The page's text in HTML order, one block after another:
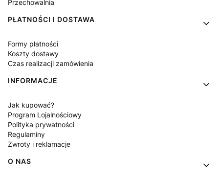
Przechowalnia
PŁATNOŚCI I DOSTAWA
Formy płatności
Koszty dostawy
Czas realizacji zamówienia
INFORMACJE
Jak kupować?
Program Lojalnościowy
Polityka prywatności
Regulaminy
Zwroty i reklamacje
O NAS